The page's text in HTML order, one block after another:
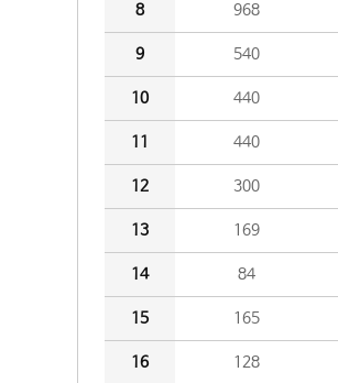
8 968
9 540
10 440
11 440
12 300
13 169
14 84
15 165
16 128